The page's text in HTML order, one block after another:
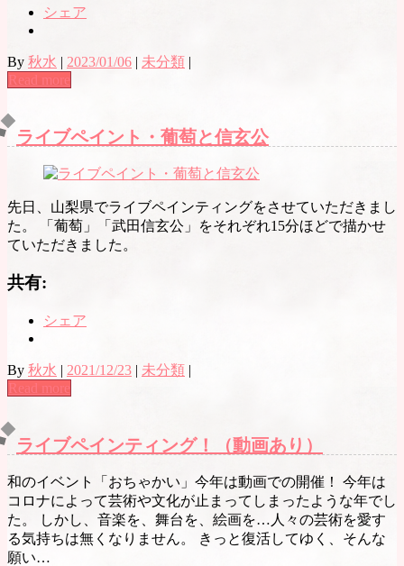
シェア
By 秋水 | 2023/01/06 | 未分類 |
Read more
ライブペイント・葡萄と信玄公
先日、山梨県でライブペインティングをさせていただきまし
た。 「葡萄」「武田信玄公」をそれぞれ15分ほどで描かせ
ていただきました。
共有:
シェア
By 秋水 | 2021/12/23 | 未分類 |
Read more
ライブペインティング！（動画あり）
和のイベント「おちゃかい」今年は動画での開催！ 今年は
コロナによって芸術や文化が止まってしまったような年でし
た。 しかし、音楽を、舞台を、絵画を…人々の芸術を愛す
る気持ちは無くなりません。 きっと復活してゆく、そんな
願い…